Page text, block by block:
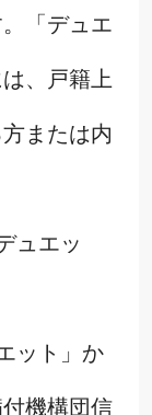
「デュエ
、戸籍上
または内
ュエッ
ット」か
機構団信